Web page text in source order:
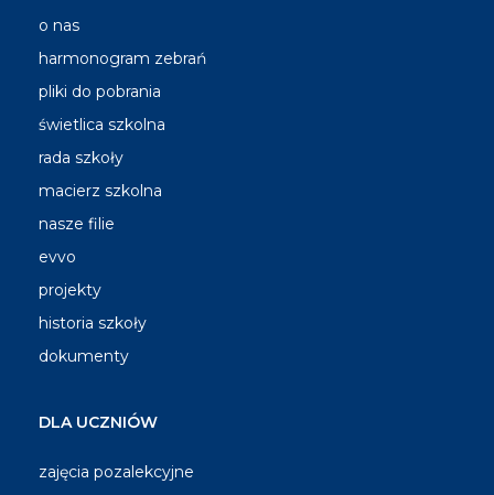
o nas
harmonogram zebrań
pliki do pobrania
świetlica szkolna
rada szkoły
macierz szkolna
nasze filie
evvo
projekty
historia szkoły
dokumenty
DLA UCZNIÓW
zajęcia pozalekcyjne